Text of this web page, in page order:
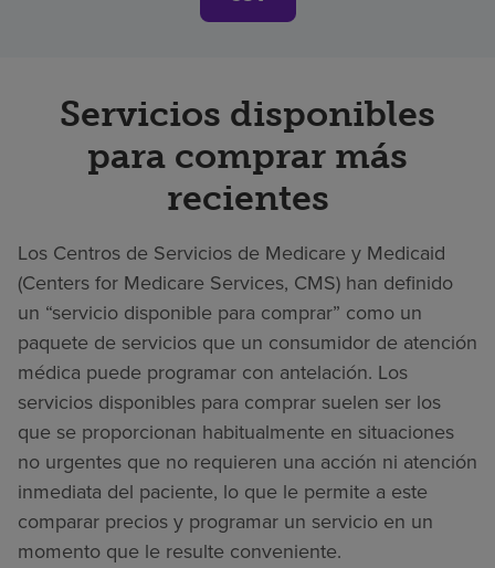
Servicios disponibles
para comprar más
recientes
Los Centros de Servicios de Medicare y Medicaid
(Centers for Medicare Services, CMS) han definido
un “servicio disponible para comprar” como un
paquete de servicios que un consumidor de atención
médica puede programar con antelación. Los
servicios disponibles para comprar suelen ser los
que se proporcionan habitualmente en situaciones
no urgentes que no requieren una acción ni atención
inmediata del paciente, lo que le permite a este
comparar precios y programar un servicio en un
momento que le resulte conveniente.